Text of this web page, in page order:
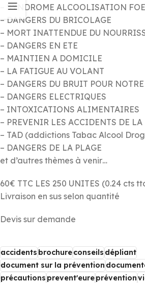
– SYNDROME ALCOOLISATION
– DANGERS DU BRICOLAGE
– MORT INATTENDUE DU
– DANGERS EN ETE
– MAINTIEN A DOMICILE
– LA FATIGUE AU VOLANT
– DANGERS DU BRUIT POUR
– DANGERS ELECTRIQUES
– INTOXICATIONS ALIMENTAIRES
– PREVENIR LES ACCIDENTS DE
– TAD (addictions Tabac Alcool
– DANGERS DE LA PLAGE
et d’autres thèmes à venir…
60€ TTC LES 250 UNITES (0.24 cts
Livraison en sus selon quantité
Devis sur demande
accidentsbrochureconseilsdépliant
document sur la prévention
précautionsprevent'eureprévention